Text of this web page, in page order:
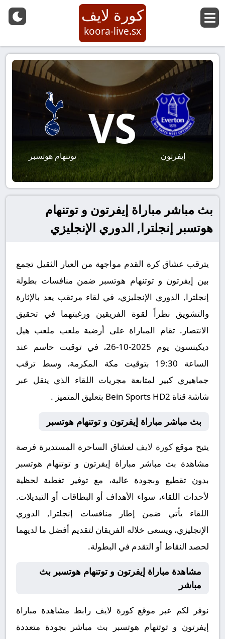
كورة لايف
koora-live.sx
إيفرتون
VS
توتنهام هوتسبر
بث مباشر مباراة إيفرتون و توتنهام
هوتسبر إنجلترا, الدوري الإنجليزي
يترقب عشاق كرة القدم مواجهة من العيار الثقيل تجمع
بين إيفرتون و توتنهام هوتسبر ضمن منافسات بطولة
إنجلترا, الدوري الإنجليزي، في لقاء مرتقب يعد بالإثارة
والتشويق نظراً لقوة الفريقين ورغبتهما في تحقيق
الانتصار. تقام المباراة على أرضية ملعب ملعب هيل
ديكينسون يوم 2025-10-26، في توقيت حاسم عند
الساعة 19:30 بتوقيت مكة المكرمة، وسط ترقب
جماهيري كبير لمتابعة مجريات اللقاء الذي ينقل عبر
شاشة قناة Bein Sports HD2 بتعليق المتميز .
بث مباشر مباراة إيفرتون و توتنهام هوتسبر
يتيح موقعكورة لايف لعشاق الساحرة المستديرة فرصة
مشاهدة بث مباشر مباراة إيفرتون و توتنهام هوتسبر
بدون تقطيع وبجودة عالية، مع توفير تغطية لحظية
لأحداث اللقاء، سواء الأهداف أو البطاقات أو التبديلات.
اللقاء يأتي ضمن إطار منافسات إنجلترا, الدوري
الإنجليزي، ويسعى خلاله الفريقان لتقديم أفضل ما لديهما
لحصد النقاط أو التقدم في البطولة.
مشاهدة مباراة إيفرتون و توتنهام هوتسبر بث
مباشر
نوفر لكم عبر موقع كورة لايف رابط مشاهدة مباراة
إيفرتون و توتنهام هوتسبر بث مباشر بجودة متعددة